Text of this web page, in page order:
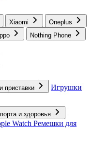
Xiaomi
Oneplus
Nothing Phone
приставки Игрушки
и здоровья
Watch Ремешки для